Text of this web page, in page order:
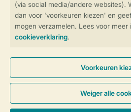
Controle over jouw
Instellingen
Algemene Voorwaarden Privacy